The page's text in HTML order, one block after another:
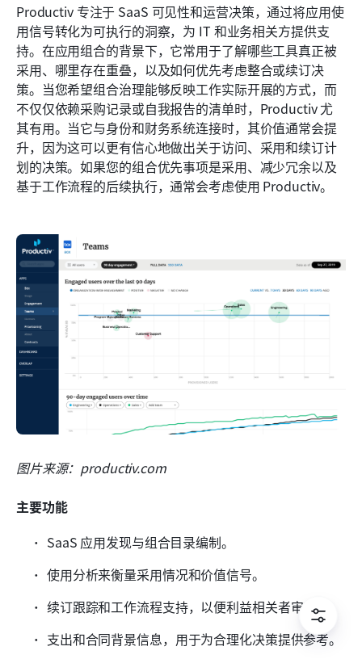
Productiv 专注于 SaaS 可见性和运营决策，通过将应用使
用信号转化为可执行的洞察，为 IT 和业务相关方提供支
持。在应用组合的背景下，它常用于了解哪些工具真正被
采用、哪里存在重叠，以及如何优先考虑整合或续订决
策。当您希望组合治理能够反映工作实际开展的方式，而
不仅仅依赖采购记录或自我报告的清单时，Productiv 尤
其有用。当它与身份和财务系统连接时，其价值通常会提
升，因为这可以更有信心地做出关于访问、采用和续订计
划的决策。如果您的组合优先事项是采用、减少冗余以及
基于工作流程的后续执行，通常会考虑使用 Productiv。
图片来源：productiv.com
主要功能
SaaS 应用发现与组合目录编制。
使用分析来衡量采用情况和价值信号。
续订跟踪和工作流程支持，以便利益相关者审查。
支出和合同背景信息，用于为合理化决策提供参考。